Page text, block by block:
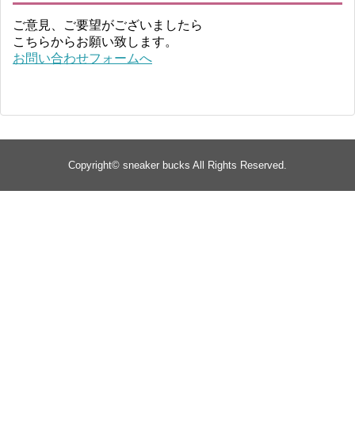
ご意見、ご要望がございましたら
こちらからお願い致します。
お問い合わせフォームへ
Copyright© sneaker bucks All Rights Reserved.